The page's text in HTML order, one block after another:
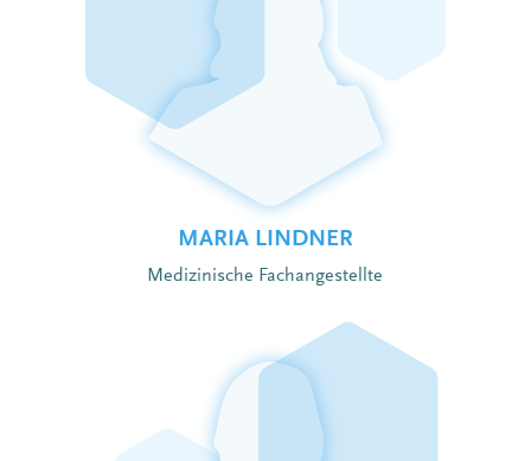
MARIA LINDNER
Medizinische Fachangestellte